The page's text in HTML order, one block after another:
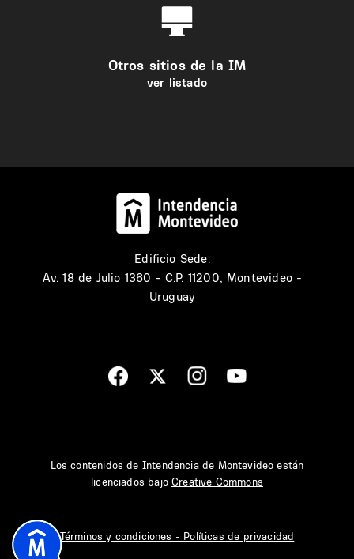
Otros sitios de la IM
ver listado
Edificio Sede:
Av. 18 de Julio 1360 - C.P. 11200, Montevideo -
Uruguay
Los contenidos de Intendencia de Montevideo están
licenciados bajoCreative Commons
Términos y condiciones - Políticas de privacidad